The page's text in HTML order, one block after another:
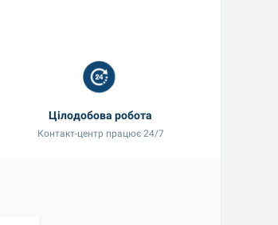
Цілодобова робота
Контакт-центр працює 24/7